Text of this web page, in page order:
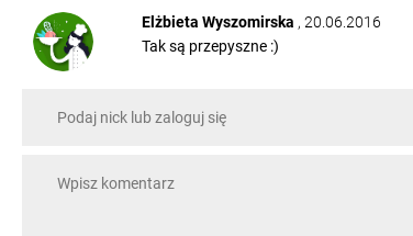
Elżbieta Wyszomirska , 20.06.2016
Tak są przepyszne :)
ALE MI SIĘ ŻREC CHCE! Kocham żeberka
Czarne Oki